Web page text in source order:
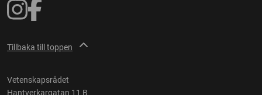
Tillbaka till toppen
Vetenskapsrådet
Hantverkargatan 11 B